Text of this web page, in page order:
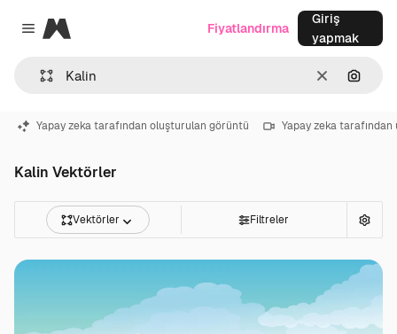
Close menu
Magnific
Temizlemek
Fiyatlandırma
Giriş
yapmak
Yapay zeka tarafından oluşturulan görüntü Yapay zeka
Kalin Vektörler
Vektörler Filtreler